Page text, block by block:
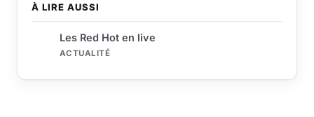
À LIRE AUSSI
Les Red Hot en live
ACTUALITÉ